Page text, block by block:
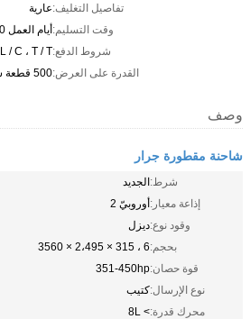
تفاصيل التغليف:عارية
وقت التسليم:أيام العمل 30-45
شروط الدفع:L / C ، T / T
القدرة على العرض:500 قطعة شهريا
وصف
شاحنة مقطورة جرار
شرط:الجديد
إذاعة معيار:أوروبيّ 2
وقود نوع:ديزل
بحجم:6 ، 315 × 2،495 × 3560
قوة حصان:351-450hp
نوع الإرسال:كتيب
محرك قدرة:> 8L